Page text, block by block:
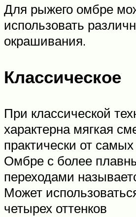
Для рыжего омбре
использовать
окрашивания.
Классическое
При классической
характерна мягкая
практически от
Омбре с более
переходами
Может
четырех оттенков